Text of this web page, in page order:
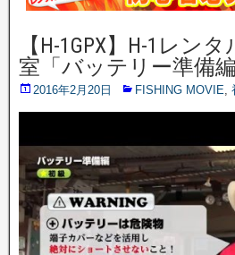
【H-1GPX】H-1レン
室「バッテリー準備編
2016年2月20日 FISHING MOVIE,